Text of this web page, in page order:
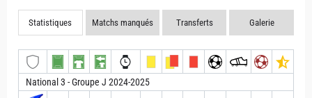
Statistiques Matchs manqués Transferts Galerie
National 3 - Groupe J 2024-2025